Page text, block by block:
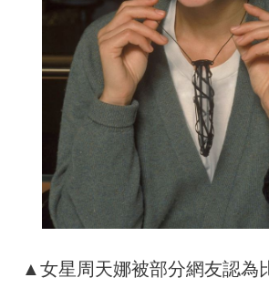
▲女星周天娜被部分網友認為